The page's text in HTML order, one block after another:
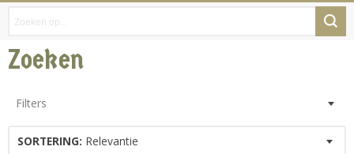
Zoeken
Filters
SORTERING: Relevantie